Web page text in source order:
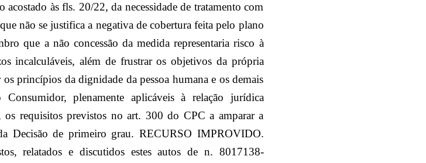
às fls. 20/22, da necessidade de tratamento com
não se justifica a negativa de cobertura feita pelo plano
que a não concessão da medida representaria risco à
incalculáveis, além de frustrar os objetivos da própria
princípios da dignidade da pessoa humana e os demais
plenamente aplicáveis à relação jurídica
os requisitos previstos no art. 300 do CPC a amparar a
Decisão de primeiro grau. RECURSO IMPROVIDO.
relatados e discutidos estes autos de n. 8017138-